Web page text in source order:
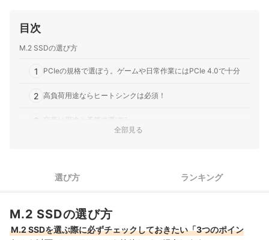
目次
M.2 SSDの選び方
1 PCIeの規格で選ぼう。ゲームや日常作業にはPCIe 4.0で十分
2 高負荷用途ならヒートシンクは必須！
3 容量は用途と予算で選ぼう
PCI-Express Gen5のSSDの売れ筋ランキングもチェック！
全部見る
選び方 ランキング
M.2 SSDの選び方
M.2 SSDを選ぶ際に必ずチェックしておきたい「3つのポイン